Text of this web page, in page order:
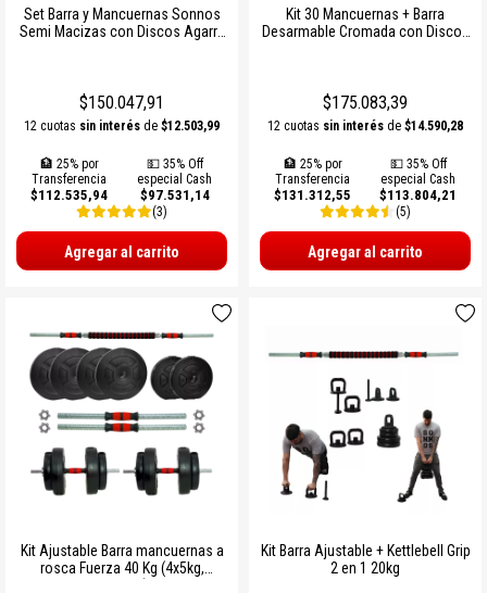
Set Barra y Mancuernas Sonnos
Semi Macizas con Discos Agarre
$150.047,91
12 cuotas sin interés de $12.503,99
🏦 25% por
Transferencia
$112.535,94
💵 35% Off
especial Cash
$97.531,14
(3)
Agregar al carrito
Kit 30 Mancuernas + Barra
Desarmable Cromada con Discos
$175.083,39
12 cuotas sin interés de $14.590,28
🏦 25% por
Transferencia
$131.312,55
💵 35% Off
especial Cash
$113.804,21
(5)
Agregar al carrito
Kit Ajustable Barra mancuernas a
rosca Fuerza 40 Kg (4x5kg,
Kit Barra Ajustable + Kettlebell Grip
2 en 1 20kg